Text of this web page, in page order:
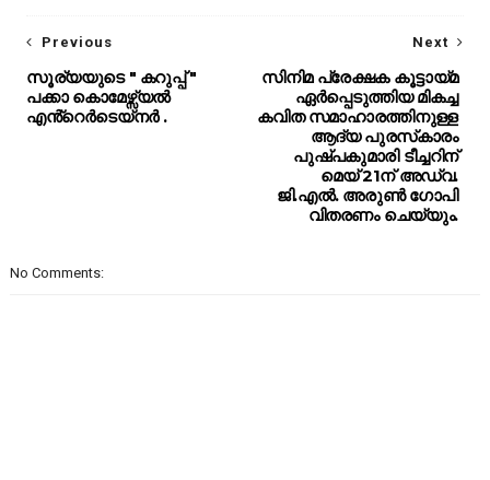
Next
സിനിമ പ്രേക്ഷക കൂട്ടായ്മ
ഏർപ്പെടുത്തിയ മികച്ച
കവിത സമാഹാരത്തിനുള്ള
ആദ്യ പുരസ്‌കാരം
പുഷ്പകുമാരി ടീച്ചറിന്
മെയ് 21ന് അഡ്വ.
ജി.എൽ. അരുൺ ഗോപി
വിതരണം ചെയ്യും.
Previous
സൂര്യയുടെ " കറുപ്പ് "
പക്കാ കൊമേഴ്സ്യൽ
എൻ്റെർടെയ്നർ .
No Comments: